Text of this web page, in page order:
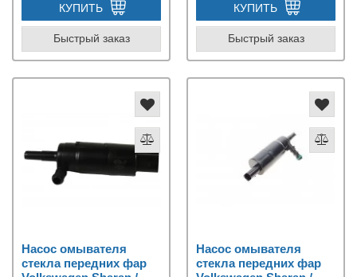
КУПИТЬ
Быстрый заказ
КУПИТЬ
Быстрый заказ
Насос омывателя
стекла передних фар
Насос омывателя
стекла передних фар